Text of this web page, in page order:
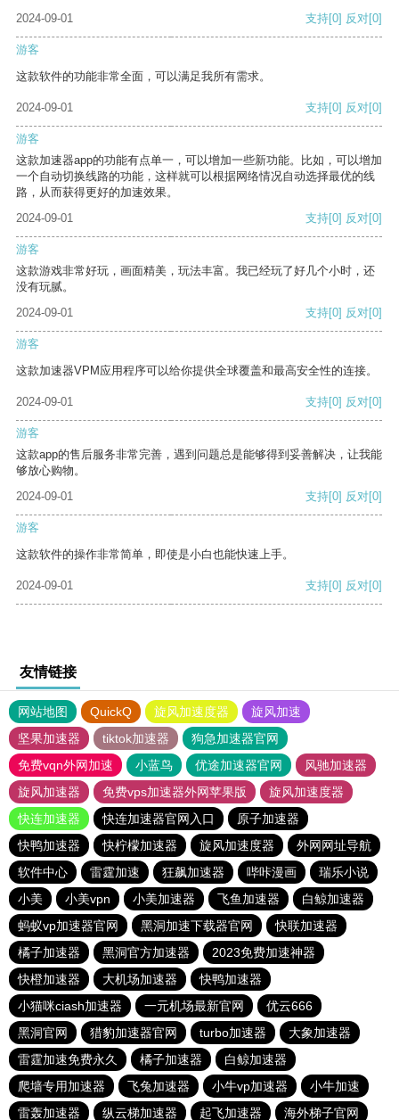
2024-09-01 支持[0] 反对[0]
游客
这款软件的功能非常全面，可以满足我所有需求。
2024-09-01 支持[0] 反对[0]
游客
这款加速器app的功能有点单一，可以增加一些新功能。比如，可以增加
一个自动切换线路的功能，这样就可以根据网络情况自动选择最优的线
路，从而获得更好的加速效果。
2024-09-01
支持[0] 反对[0]
游客
这款游戏非常好玩，画面精美，玩法丰富。我已经玩了好几个小时，还
没有玩腻。
2024-09-01
支持[0] 反对[0]
游客
这款加速器VPM应用程序可以给你提供全球覆盖和最高安全性的连接。
2024-09-01 支持[0] 反对[0]
游客
这款app的售后服务非常完善，遇到问题总是能够得到妥善解决，让我能
够放心购物。
2024-09-01
支持[0] 反对[0]
游客
这款软件的操作非常简单，即使是小白也能快速上手。
2024-09-01 支持[0] 反对[0]
友情链接
网站地图 QuickQ 旋风加速度器
旋风加速
坚果加速器
tiktok加速器
狗急加速器官网
免费vqn外网加速
小蓝鸟 优途加速器官网
风驰加速器
旋风加速器
免费vps加速器外网苹果版
旋风加速度器
快连加速器
快连加速器官网入口
原子加速器
快鸭加速器
快柠檬加速器 旋风加速度器
外网网址导航
软件中心
雷霆加速 狂飙加速器 哔咔漫画
瑞乐小说
小美
小美vpn 小美加速器 飞鱼加速器
白鲸加速器
蚂蚁vp加速器官网
黑洞加速下载器官网
快联加速器
橘子加速器
黑洞官方加速器
2023免费加速神器
快橙加速器
大机场加速器
快鸭加速器
小猫咪ciash加速器
一元机场最新官网
优云666
黑洞官网
猎豹加速器官网 turbo加速器
大象加速器
雷霆加速免费永久
橘子加速器
白鲸加速器
爬墙专用加速器
飞兔加速器 小牛vp加速器
小牛加速
雷轰加速器
纵云梯加速器 起飞加速器 海外梯子官网